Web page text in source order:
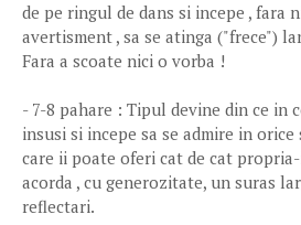
de pe ringul de dans si incepe , fara
avertisment , sa se atinga ("frece")
Fara a scoate nici o vorba !
- 7-8 pahare : Tipul devine din ce in
insusi si incepe sa se admire in
care ii poate oferi cat de cat
acorda , cu generozitate, un suras
reflectari.